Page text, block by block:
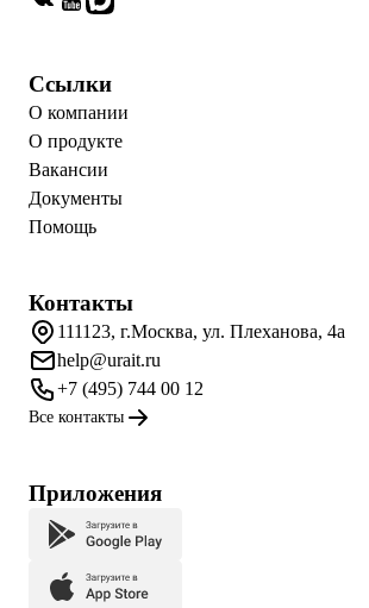
Ссылки
О компании
О продукте
Вакансии
Документы
Помощь
Контакты
111123, г.Москва, ул. Плеханова, 4а
help@urait.ru
+7 (495) 744 00 12
Все контакты
Приложения